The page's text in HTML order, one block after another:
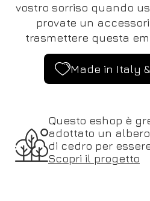
vostro sorriso quando
provate un
trasmettere questa
Made in Italy
Questo eshop è
adottato un albero
di cedro per
Scopri il progetto